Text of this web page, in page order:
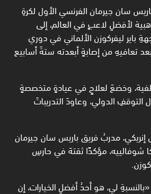
سان جيرمان الفرنسي الأول لكرةِ
لأفضلِ لاعبٍ في العالم، إلى
باير ليفركوزن الألماني في دوري
بعد تعافيهِ من إصابةٍ أبعدته ستةَ أسابيع
وخضعَ لعلاجٍ في عيادةٍ متخصصةٍ
الدولي، وعاودَ التدريباتَ
مدربُ فريق باريس سان جيرمان
شوفالييه، مؤكدًا ثقتهَ في حارسِ
لي، هو أحدُ أفضلِ الخيارات، إن